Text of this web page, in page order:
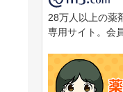
28万人以上の薬
専用サイト。会